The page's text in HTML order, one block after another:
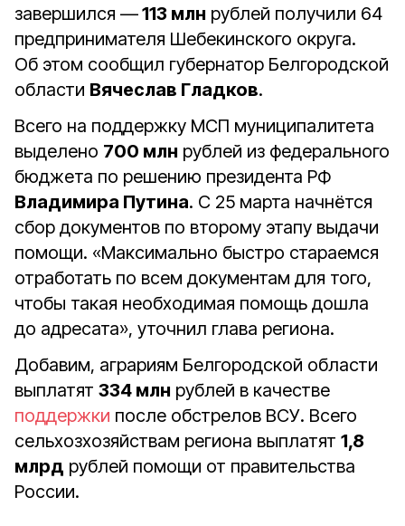
завершился —113 млн рублей получили 64
предпринимателя Шебекинского округа.
Об этом сообщил губернатор Белгородской
области Вячеслав Гладков.
Всего на поддержку МСП муниципалитета
выделено 700 млн рублей из федерального
бюджета по решению президента РФ
Владимира Путина. С 25 марта начнётся
сбор документов по второму этапу выдачи
помощи. «Максимально быстро стараемся
отработать по всем документам для того,
чтобы такая необходимая помощь дошла
до адресата», уточнил глава региона.
Добавим, аграриям Белгородской области
выплатят 334 млн рублей в качестве
поддержки после обстрелов ВСУ. Всего
сельхозхозяйствам региона выплатят 1,8
млрд рублей помощи от правительства
России.